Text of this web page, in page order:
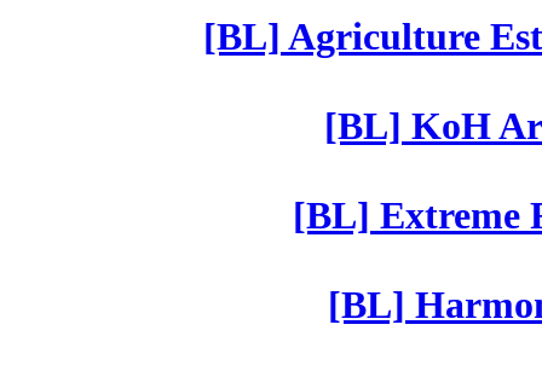
[BL] Agriculture
[BL] KoH
[BL] Extreme
[BL]